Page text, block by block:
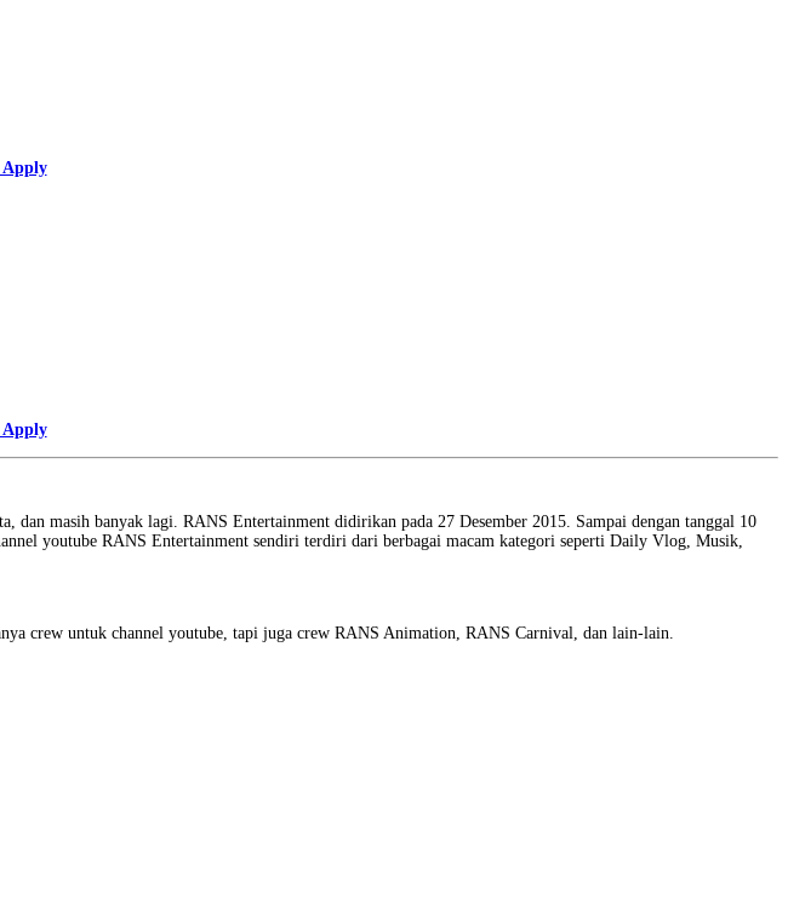
Apply
Apply
masih banyak lagi. RANS Entertainment didirikan pada 27 Desember 2015. Sampai dengan tanggal 10
youtube RANS Entertainment sendiri terdiri dari berbagai macam kategori seperti Daily Vlog, Musik,
crew untuk channel youtube, tapi juga crew RANS Animation, RANS Carnival, dan lain-lain.